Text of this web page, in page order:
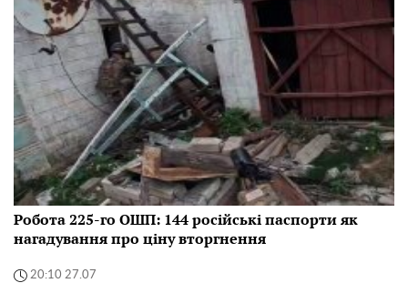
Робота 225-го ОШП: 144 російські паспорти як
нагадування про ціну вторгнення
20:10 27.07